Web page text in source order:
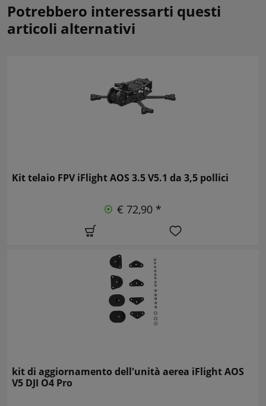
Potrebbero interessarti questi
articoli alternativi
Kit telaio FPV iFlight AOS 3.5 V5.1 da 3,5 pollici
€ 72,90 *
kit di aggiornamento dell'unità aerea iFlight AOS
V5 DJI O4 Pro